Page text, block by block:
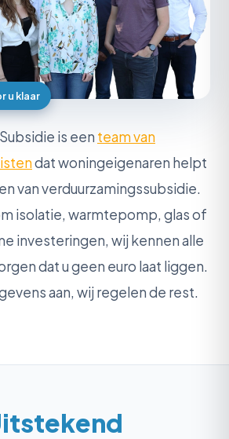
u klaar
is een team van
dat woningeigenaren helpt
van verduurzamingssubsidie.
isolatie, warmtepomp, glas of
investeringen, wij kennen alle
dat u geen euro laat liggen.
aan, wij regelen de rest.